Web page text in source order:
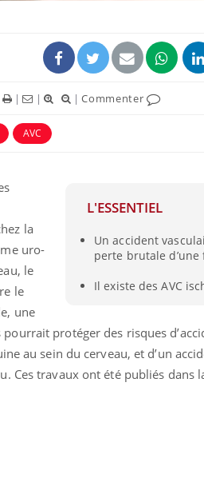
| | |Commenter
AVC
L'ESSENTIEL
Un accident
perte brutale
Il existe des AVC
la
uro-
le
le
une
protéger des risques
au sein du cerveau, et d’un
Ces travaux ont été publiés dans